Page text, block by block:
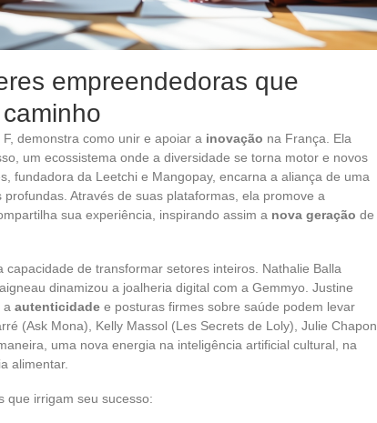
empreendedoras que
demonstra como unir e apoiar a inovação na França. Ela
um ecossistema onde a diversidade se torna motor e novos
fundadora da Leetchi e Mangopay, encarna a aliança de uma
profundas. Através de suas plataformas, ela promove a
sua experiência, inspirando assim a nova geração de
de transformar setores inteiros. Nathalie Balla
dinamizou a joalheria digital com a Gemmyo. Justine
a autenticidade e posturas firmes sobre saúde podem levar
(Ask Mona), Kelly Massol (Les Secrets de Loly), Julie Chapon
uma nova energia na inteligência artificial cultural, na
alimentar.
que irrigam seu sucesso: